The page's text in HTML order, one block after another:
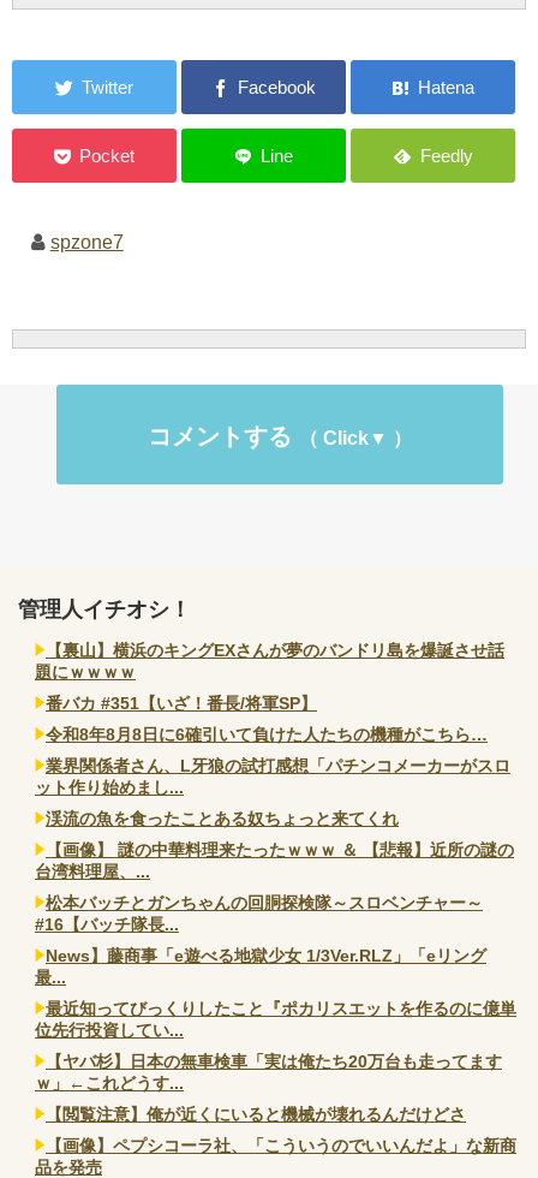
spzone7
コメントする
管理人イチオシ！
【裏山】横浜のキングEXさんが夢のバンドリ島を爆誕させ話
題にｗｗｗｗ
番バカ #351【いざ！番長/将軍SP】
令和8年8月8日に6確引いて負けた人たちの機種がこちら…
業界関係者さん、L牙狼の試打感想「パチンコメーカーがスロ
ット作り始めまし...
渓流の魚を食ったことある奴ちょっと来てくれ
【画像】 謎の中華料理来たったｗｗｗ ＆ 【悲報】近所の謎の
台湾料理屋、...
松本バッチとガンちゃんの回胴探検隊～スロベンチャー～
#16【バッチ隊長...
News】藤商事「e遊べる地獄少女 1/3Ver.RLZ」「eリング
最...
最近知ってびっくりしたこと『ポカリスエットを作るのに億単
位先行投資してい...
【ヤバ杉】日本の無車検車「実は俺たち20万台も走ってます
ｗ」←これどうす...
【閲覧注意】俺が近くにいると機械が壊れるんだけどさ
【画像】ペプシコーラ社、「こういうのでいいんだよ」な新商
品を発売